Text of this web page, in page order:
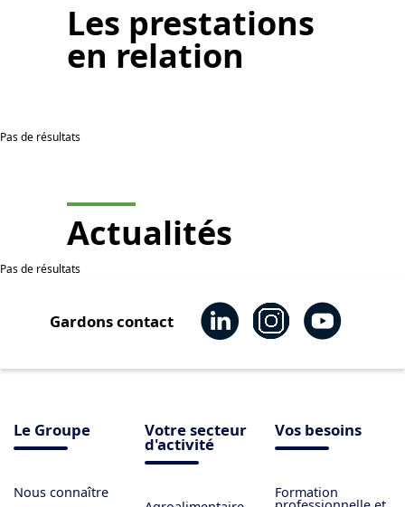
Les prestations
en relation
Pas de résultats
Actualités
Pas de résultats
Gardons contact
Le Groupe
Nous connaître
Votre secteur
d'activité
Vos besoins
Formation